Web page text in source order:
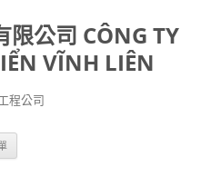
限公司 CÔNG TY
VĨNH LIÊN
程公司